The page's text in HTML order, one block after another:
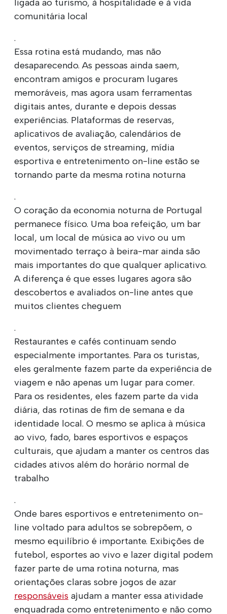
ligada ao turismo, à hospitalidade e à vida
comunitária local
.
Essa rotina está mudando, mas não
desaparecendo. As pessoas ainda saem,
encontram amigos e procuram lugares
memoráveis, mas agora usam ferramentas
digitais antes, durante e depois dessas
experiências. Plataformas de reservas,
aplicativos de avaliação, calendários de
eventos, serviços de streaming, mídia
esportiva e entretenimento on-line estão se
tornando parte da mesma rotina noturna
.
O coração da economia noturna de Portugal
permanece físico. Uma boa refeição, um bar
local, um local de música ao vivo ou um
movimentado terraço à beira-mar ainda são
mais importantes do que qualquer aplicativo.
A diferença é que esses lugares agora são
descobertos e avaliados on-line antes que
muitos clientes cheguem
.
Restaurantes e cafés continuam sendo
especialmente importantes. Para os turistas,
eles geralmente fazem parte da experiência de
viagem e não apenas um lugar para comer.
Para os residentes, eles fazem parte da vida
diária, das rotinas de fim de semana e da
identidade local. O mesmo se aplica à música
ao vivo, fado, bares esportivos e espaços
culturais, que ajudam a manter os centros das
cidades ativos além do horário normal de
trabalho
.
Onde bares esportivos e entretenimento on-
line voltado para adultos se sobrepõem, o
mesmo equilíbrio é importante. Exibições de
futebol, esportes ao vivo e lazer digital podem
fazer parte de uma rotina noturna, mas
orientações claras sobre jogos de azar
responsáveis ajudam a manter essa atividade
enquadrada como entretenimento e não como